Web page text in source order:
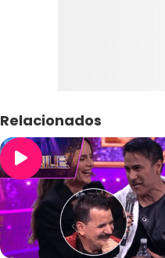
Relacionados